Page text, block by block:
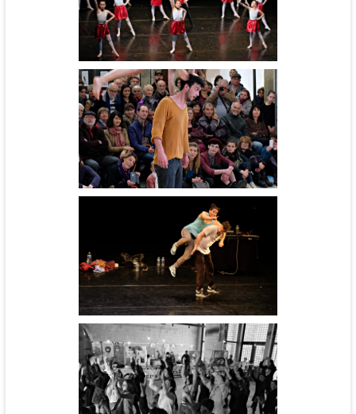
Noos
Hip hop or not - cie Daruma
Groupe amateur
Hip hop or not - cie Daruma